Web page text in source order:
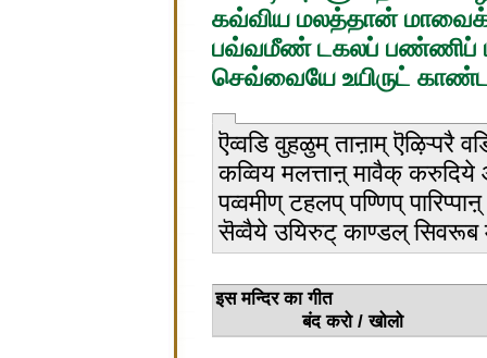
கவ்விய மலத்தான் மாவைக்
பவ்வமீண் டகலப் பண்ணிப்
செவ்வையே உயிருட்
ऎव्वडि वुहळुम् ताऩाम् ऎऴिऱ्परै
कव्विय मलत्ताऩ् मावैक्
पव्वमीण् टहलप् पण्णिप्
सॆव्वैये उयिरुट् काण्डल् सिवरूब
इस
बंद करो / खोलो